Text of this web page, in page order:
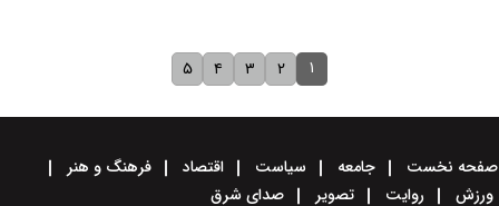
۱ ۲ ۳ ۴ ۵
صفحه نخست جامعه سیاست اقتصاد
فرهنگ و هنر
ورزش
روایت تصویر صدای شرق